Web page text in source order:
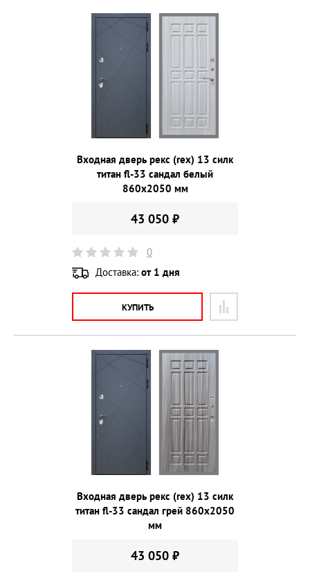
Входная дверь рекс (rex) 13 силк
титан fl-33 сандал белый
860х2050 мм
43 050 ₽
0
Доставка: от 1 дня
КУПИТЬ
Входная дверь рекс (rex) 13 силк
титан fl-33 сандал грей 860х2050
мм
43 050 ₽